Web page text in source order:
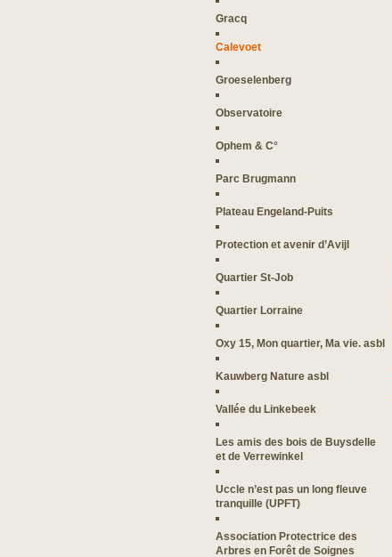
Gracq
Calevoet
Groeselenberg
Observatoire
Ophem & C°
Parc Brugmann
Plateau Engeland-Puits
Protection et avenir d’Avijl
Quartier St-Job
Quartier Lorraine
Oxy 15, Mon quartier, Ma vie. asbl
Kauwberg Nature asbl
Vallée du Linkebeek
Les amis des bois de Buysdelle
et de Verrewinkel
Uccle n’est pas un long fleuve
tranquille (UPFT)
Association Protectrice des
Arbres en Forêt de Soignes